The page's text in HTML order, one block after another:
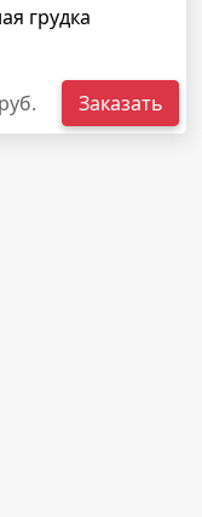
грудка
Заказать